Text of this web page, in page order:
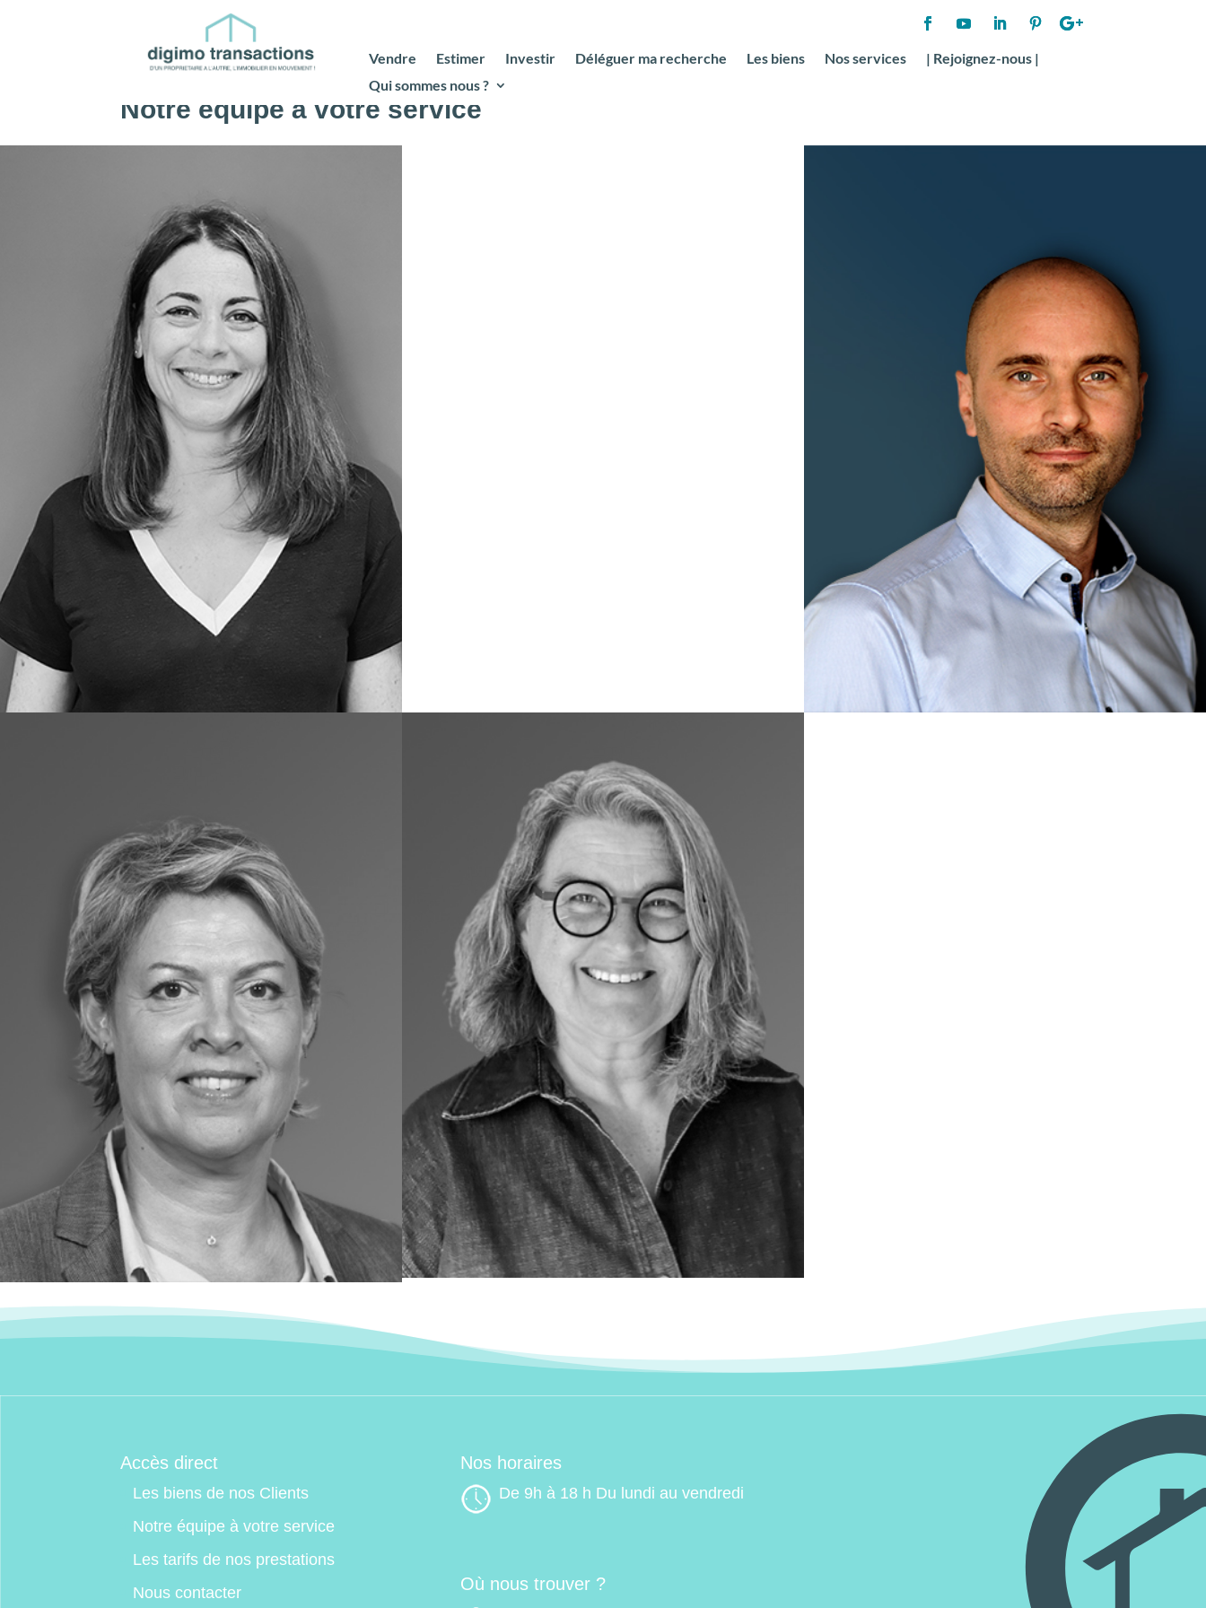
Vendre Estimer Investir Déléguer ma recherche Les biens Nos services
| Rejoignez-nous |
Qui sommes nous ?
Notre équipe à votre service
Yaël GABISON
Assistante Commerciale& Conseiller
Yaël est telle une main de fer dans un gant
de velours. Elle vous accompagnera avec
beaucoup de sérieux et de professionnalisme
dans vos projets. Sa devise est « Quoi que tu
rêves d’entreprendre. Commence-le ! »
Contactez-la au 06 25 50 81 38
Julien MORAND
Co-Fondateur et Dirigeant
Passionné par l’entrepreunariat et le digital,
Julien travaille depuis plus de 10 ans dans
l’immobilier. Il a également développé une
expertise juridique pour vous accompagner
dans la réalisation de vos projets.
Contactez-le au 09 72 58 16 46
Anne-Sophie GSTACH
Conseiller en prêt immobilier
C’est toujours avec beaucoup de pugnacité
qu’Anne-Sophie se démènera pour vous
obtenir des conditions avantageuses pour
financer et assurer vos projets immobiliers.
Contactez-la au 06 34 55 84 03
Sylvie BOULE
Conseiller en immobilier
C’est le couteau Suisse de l’équipe ! Amatrice
d’art et de décoration, elle exerce aujourd’hui
une double activité pour vous accompagner
dans la valorisation de votre bien afin de vous
aider à vendre ou à vous projeter.
Contactez-la au 06 08 46 16 51
Accès direct
Les biens de nos Clients
Notre équipe à votre service
Les tarifs de nos prestations
Nous contacter
Nos horaires
De 9h à 18 h Du lundi au vendredi
Où nous trouver ?